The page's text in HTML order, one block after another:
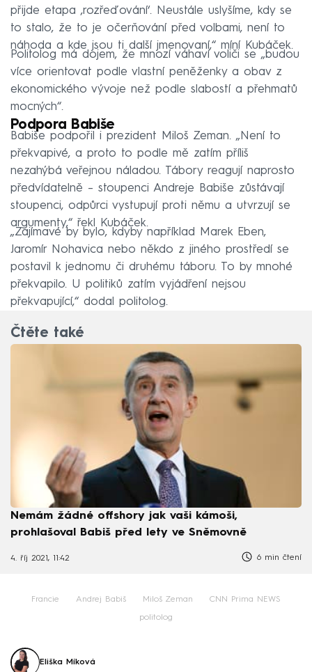
přijde etapa ‚rozřeďování‘. Neustále uslyšíme, kdy se
to stalo, že to je očerňování před volbami, není to
náhoda a kde jsou ti další jmenovaní,“ míní Kubáček.
Politolog má dojem, že mnozí váhaví voliči se „budou
více orientovat podle vlastní peněženky a obav z
ekonomického vývoje než podle slabostí a přehmatů
mocných“.
Podpora Babiše
Babiše podpořil i prezident Miloš Zeman. „Není to
překvapivé, a proto to podle mě zatím příliš
nezahýbá veřejnou náladou. Tábory reagují naprosto
předvídatelně – stoupenci Andreje Babiše zůstávají
stoupenci, odpůrci vystupují proti němu a utvrzují se
argumenty,“ řekl Kubáček.
„Zajímavé by bylo, kdyby například Marek Eben,
Jaromír Nohavica nebo někdo z jiného prostředí se
postavil k jednomu či druhému táboru. To by mnohé
překvapilo. U politiků zatím vyjádření nejsou
překvapující,“ dodal politolog.
Čtěte také
Nemám žádné offshory jak vaši kámoši,
prohlašoval Babiš před lety ve Sněmovně
4. říj 2021, 11:42 6 min čtení
Francie Andrej Babiš Miloš Zeman CNN Prima NEWS
politolog
Eliška Míková